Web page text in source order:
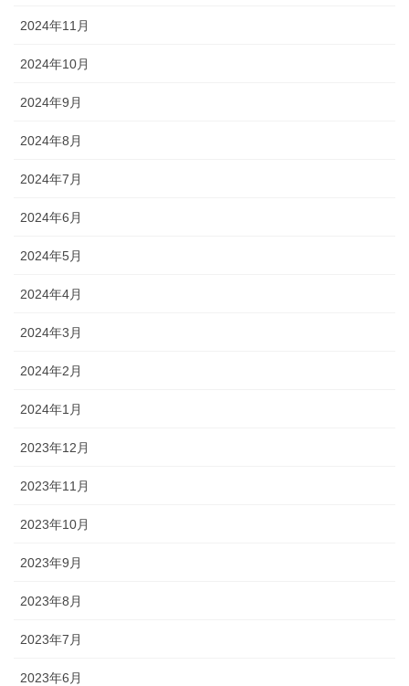
2024年11月
2024年10月
2024年9月
2024年8月
2024年7月
2024年6月
2024年5月
2024年4月
2024年3月
2024年2月
2024年1月
2023年12月
2023年11月
2023年10月
2023年9月
2023年8月
2023年7月
2023年6月